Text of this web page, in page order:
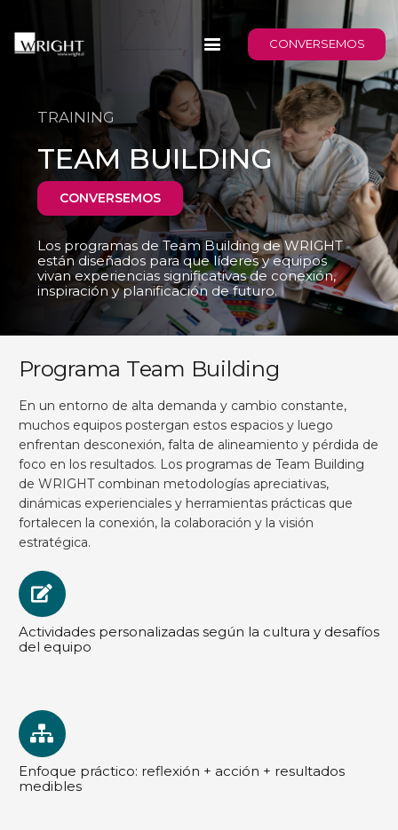
CONVERSEMOS
TRAINING
TEAM BUILDING
CONVERSEMOS
Los programas de Team Building de WRIGHT
están diseñados para que líderes y equipos
vivanexperiencias significativas de conexión,
inspiración y planificación de futuro.
Programa Team Building
En un entorno de alta demanda y cambio constante,
muchos equipos postergan estos espacios y luego
enfrentan desconexión, falta de alineamiento y pérdida de
foco en los resultados. Los programas de Team Building
de WRIGHT combinan metodologías apreciativas,
dinámicas experienciales y herramientas prácticas que
fortalecen la conexión, la colaboración y la visión
estratégica.
Actividades personalizadas según la cultura y desafíos
del equipo
Enfoque práctico: reflexión + acción + resultados
medibles